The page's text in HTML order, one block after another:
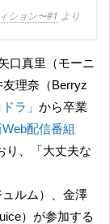
ション〜#1 より
理奈（Berryz
ラ」 から卒業
Web配信番組
り、「大丈夫な
ルム）、金澤
）が参加する